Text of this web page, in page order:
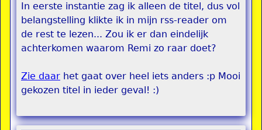
In eerste instantie zag ik alleen de titel, dus vol
belangstelling klikte ik in mijn rss-reader om
de rest te lezen... Zou ik er dan eindelijk
achterkomen waarom Remi zo raar doet?
Zie daar het gaat over heel iets anders :p Mooi
gekozen titel in ieder geval! :)